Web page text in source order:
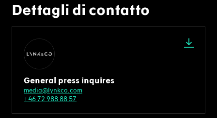
Dettagli di contatto
General press inquires
media@lynkco.com
+46 72 988 88 57